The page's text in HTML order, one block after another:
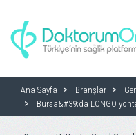
Ana Sayfa Branşlar
Bursa&#39;da LONGO